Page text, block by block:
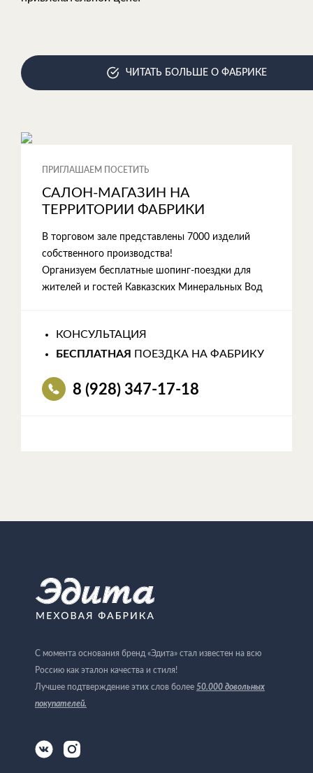
ЧИТАТЬ БОЛЬШЕ О ФАБРИКЕ
ПРИГЛАШАЕМ ПОСЕТИТЬ
САЛОН-МАГАЗИН НА
ТЕРРИТОРИИ ФАБРИКИ
В торговом зале представлены 7000 изделий
собственного производства!
Организуем бесплатные шопинг-поездки для
жителей и гостей Кавказских Минеральных Вод
КОНСУЛЬТАЦИЯ
БЕСПЛАТНАЯ
ПОЕЗДКА НА ФАБРИКУ
8 (928) 347-17-18
С момента основания бренд «Эдита» стал известен на всю
Россию как эталон качества и стиля!
Лучшее подтверждение этих слов более 50.000 довольных
покупателей.